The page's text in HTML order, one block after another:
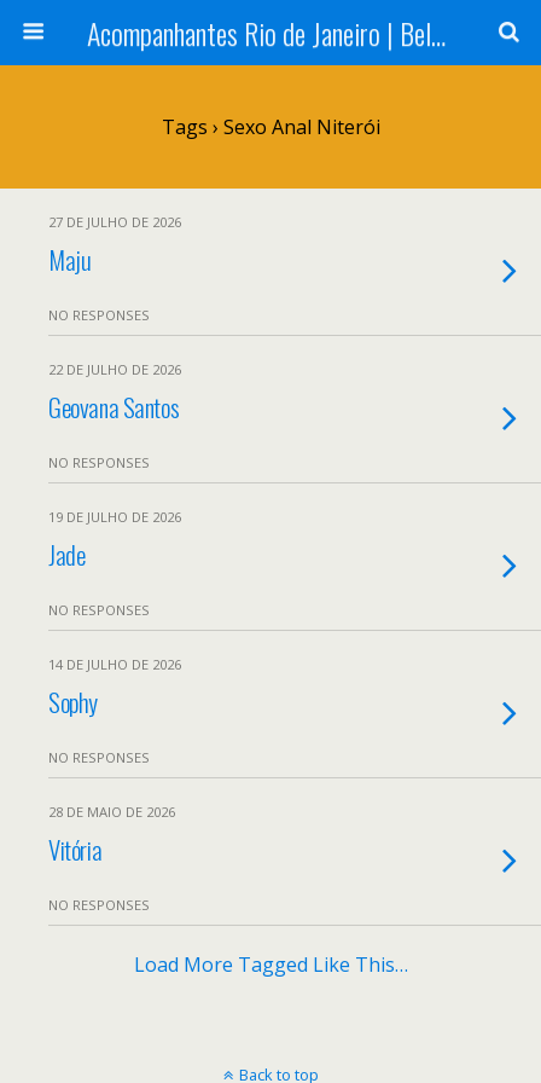
Acompanhantes Rio de Janeiro | Belas e Cia
Tags › Sexo Anal Niterói
27 DE JULHO DE 2026
Maju
NO RESPONSES
22 DE JULHO DE 2026
Geovana Santos
NO RESPONSES
19 DE JULHO DE 2026
Jade
NO RESPONSES
14 DE JULHO DE 2026
Sophy
NO RESPONSES
28 DE MAIO DE 2026
Vitória
NO RESPONSES
Load More Tagged Like This…
Back to top